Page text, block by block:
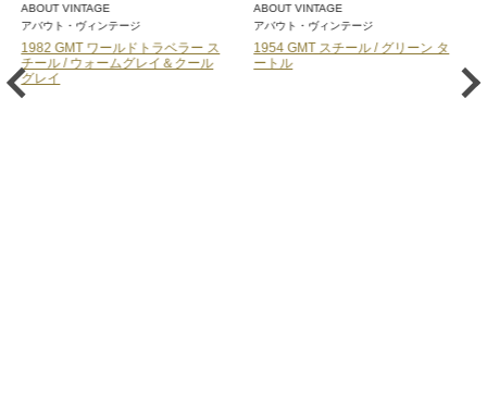
ス
ル
ABOUT VINTAGE
アバウト・ヴィンテージ
1954 GMT スチール / グリーン タ
ートル
TISSOT
ティソ
PRX パワーマティック80【ティ